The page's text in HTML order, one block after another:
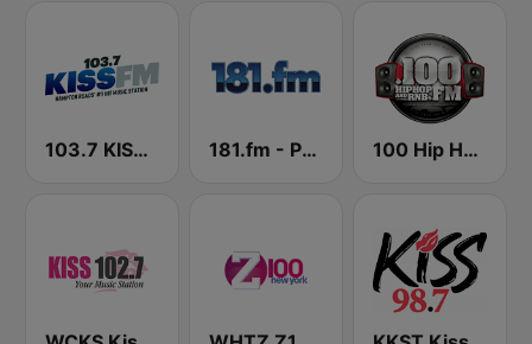
103.7 KISS FM 181.fm - Power 181 (Top 40) 100 Hip Hop and RNB FM